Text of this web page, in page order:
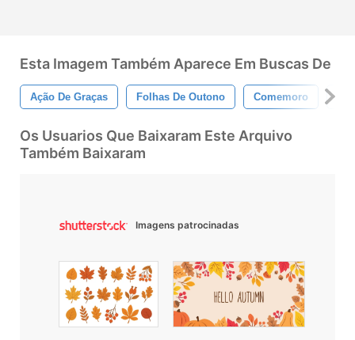
Esta Imagem Também Aparece Em Buscas De
Ação De Graças Folhas De Outono Comemoro
Os Usuarios Que Baixaram Este Arquivo
Também Baixaram
Imagens patrocinadas